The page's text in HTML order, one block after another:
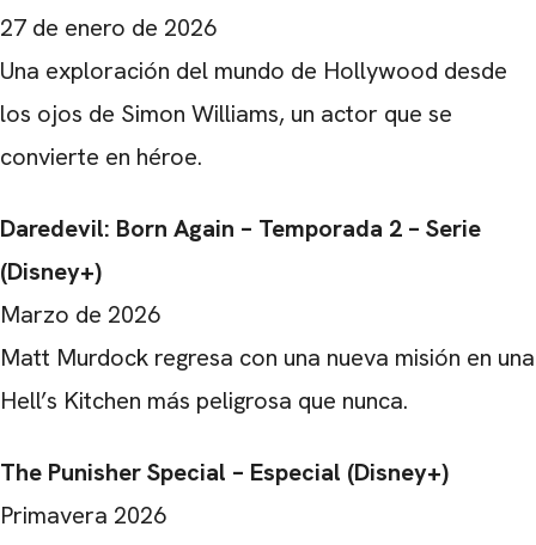
27 de enero de 2026
Una exploración del mundo de Hollywood desde
los ojos de Simon Williams, un actor que se
convierte en héroe.
Daredevil: Born Again – Temporada 2 – Serie
(Disney+)
Marzo de 2026
Matt Murdock regresa con una nueva misión en una
Hell’s Kitchen más peligrosa que nunca.
The Punisher Special – Especial (Disney+)
Primavera 2026